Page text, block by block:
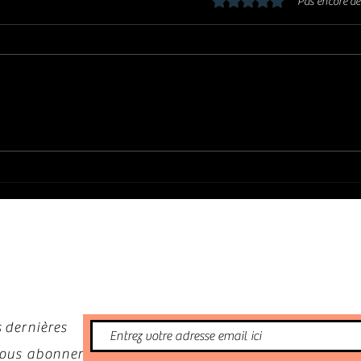
Rory Live from Cork » (2026)
dernières
abonner